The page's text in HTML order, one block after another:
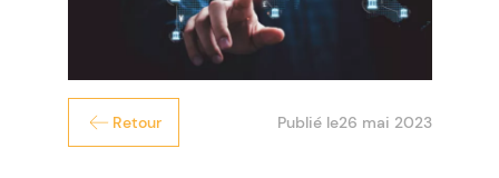
Retour Publié le26 mai 2023